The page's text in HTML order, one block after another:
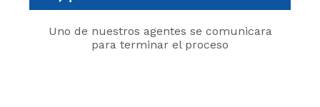
Uno de nuestros agentes se comunicara
para terminar el proceso